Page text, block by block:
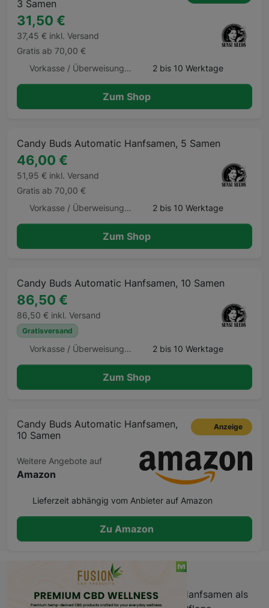
3 Samen
31,50 €
37,45 € inkl. Versand
Gratis ab 70,00 €
Vorkasse / Überweisung, Kreditkarte
2 bis 10 Werktage
Zum Shop
Candy Buds Automatic Hanfsamen, 5 Samen
46,00 €
51,95 € inkl. Versand
Gratis ab 70,00 €
Vorkasse / Überweisung, Kreditkarte
2 bis 10 Werktage
Zum Shop
Candy Buds Automatic Hanfsamen, 10 Samen
86,50 €
86,50 € inkl. Versand
Gratisversand
Vorkasse / Überweisung, Kreditkarte 2 bis 10 Werktage
Zum Shop
Candy Buds Automatic Hanfsamen,
10 Samen
Anzeige
Weitere Angebote auf
Amazon
Lieferzeit abhängig vom Anbieter auf Amazon
Zu Amazon
Beschreibung
Du bekommst Candy Buds Automatic Hanfsamen als